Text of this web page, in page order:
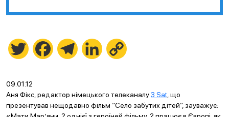
Twitter FacebookTelegramLinkedIn
09.01.12
Аня Фікс, редактор німецького телеканалу3 Sat , що
презентував нещодавно фільм “Село забутих дітей”, зауважує: